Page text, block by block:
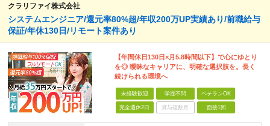
クラリファイ株式会社
システムエンジニア/還元率80%超/年収200万UP実績あり/前職給与
保証/年休130日/リモート案件あり
【年間休日130日×月5.8時間以下】で心にゆとり
を◎ 曖昧なキャリアに、明確な選択肢を。長く
続けられる環境へ
未経験歓迎 学歴不問 ベテランOK
完全週休2日 賞与複数月 面接1回